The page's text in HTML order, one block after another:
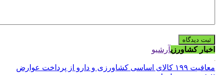
اخبار کشاورزیآرشیو
معافیت ۱۹۹ کالای اساسی کشاورزی و دارو از پرداخت عوارض